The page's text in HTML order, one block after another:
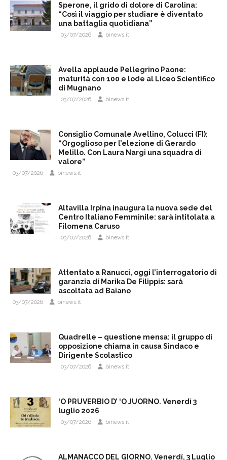
Sperone, il grido di dolore di Carolina:
“Così il viaggio per studiare è diventato
una battaglia quotidiana”
03/07/2026 binews.it
Avella applaude Pellegrino Paone:
maturità con 100 e lode al Liceo Scientifico
di Mugnano
03/07/2026 binews.it
Consiglio Comunale Avellino, Colucci (FI):
“Orgoglioso per l’elezione di Gerardo
Melillo. Con Laura Nargi una squadra di
valore”
03/07/2026 binews.it
Altavilla Irpina inaugura la nuova sede del
Centro Italiano Femminile: sarà intitolata a
Filomena Caruso
03/07/2026 binews.it
Attentato a Ranucci, oggi l’interrogatorio di
garanzia di Marika De Filippis: sarà
ascoltata ad Baiano
03/07/2026 binews.it
Quadrelle – questione mensa: il gruppo di
opposizione chiama in causa Sindaco e
Dirigente Scolastico
03/07/2026 binews.it
‘O PRUVERBIO D’ ‘O JUORNO. Venerdì 3
luglio 2026
03/07/2026 binews.it
ALMANACCO DEL GIORNO. Venerdí, 3 Luglio